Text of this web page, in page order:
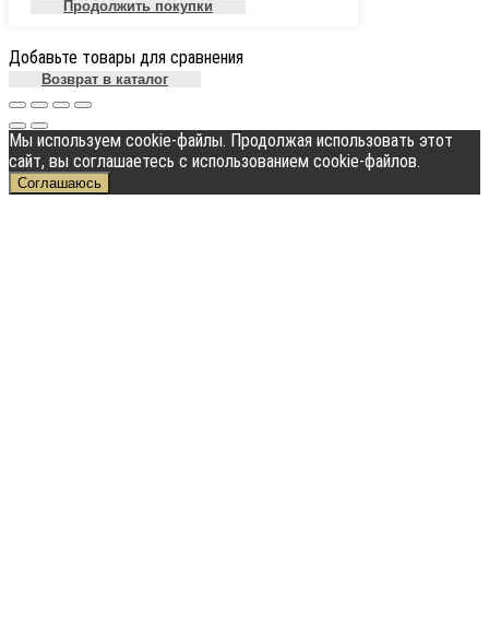
Продолжить покупки
Добавьте товары для сравнения
Возврат в каталог
Мы используем cookie-файлы. Продолжая использовать этот
сайт, вы соглашаетесь с использованием cookie-файлов.
Соглашаюсь